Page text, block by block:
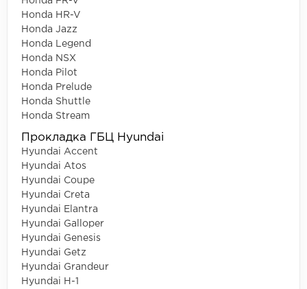
Honda HR-V
Honda Jazz
Honda Legend
Honda NSX
Honda Pilot
Honda Prelude
Honda Shuttle
Honda Stream
Прокладка ГБЦ Hyundai
Hyundai Accent
Hyundai Atos
Hyundai Coupe
Hyundai Creta
Hyundai Elantra
Hyundai Galloper
Hyundai Genesis
Hyundai Getz
Hyundai Grandeur
Hyundai H-1